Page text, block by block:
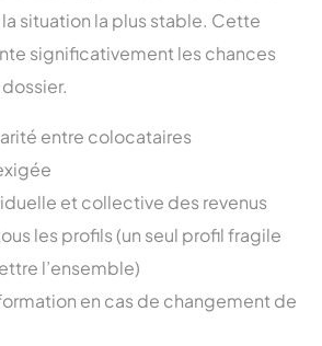
situation la plus stable. Cette
significativement les chances
entre colocataires
et collective des revenus
les profils (un seul profil fragile
l’ensemble)
en cas de changement de